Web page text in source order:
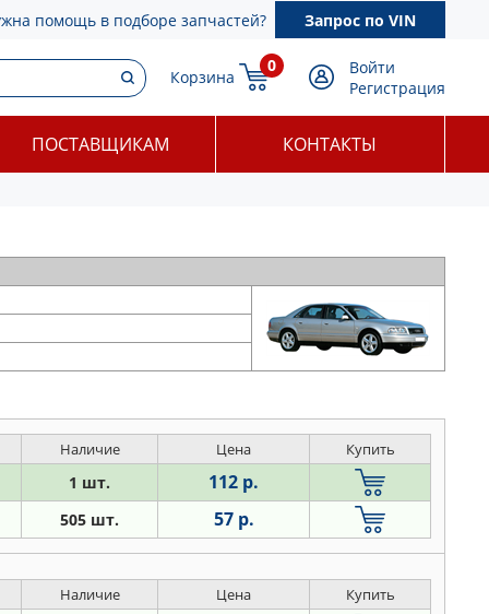
помощь в подборе запчастей? Запрос по VIN
Корзина
0
Войти
Регистрация
ПОСТАВЩИКАМ КОНТАКТЫ
Наличие Цена Купить
1 шт. 112 р.
505 шт. 57 р.
Наличие Цена Купить